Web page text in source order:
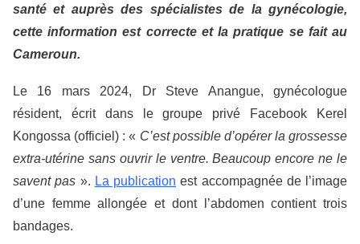
santé et auprès des spécialistes de la gynécologie,
cette information est correcte et la pratique se fait au
Cameroun.
Le 16 mars 2024, Dr Steve Anangue, gynécologue
résident, écrit dans le groupe privé Facebook Kerel
Kongossa (officiel) : « C’est possible d’opérer la grossesse
extra-utérine sans ouvrir le ventre. Beaucoup encore ne le
savent pas ». La publication est accompagnée de l’image
d’une femme allongée et dont l’abdomen contient trois
bandages.